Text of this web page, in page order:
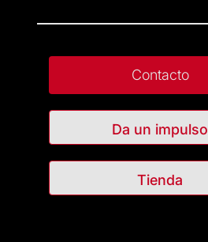
Contacto
Da un impulso
Tienda